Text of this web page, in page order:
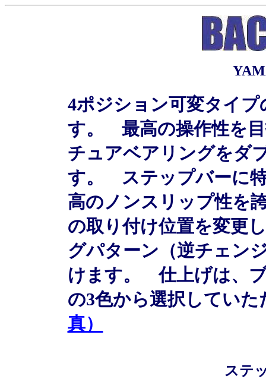
4ポジション可変タイ
す。 最高の操作性を
チュアベアリングをダ
す。 ステップバーに
高のノンスリップ性を
の取り付け位置を変更
グパターン（逆チェン
けます。 仕上げは、
の3色から選択していた
真）
ステ